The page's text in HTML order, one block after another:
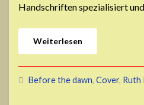
Handschriften spezialisiert
Weiterlesen
Before the dawn, Cover, Ruth